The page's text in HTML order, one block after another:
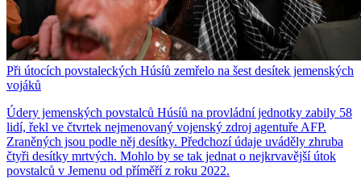
Při útocích povstaleckých Húsíů zemřelo na šest desítek jemenských
vojáků
Údery jemenských povstalců Húsíů na provládní jednotky zabily 58
lidí, řekl ve čtvrtek nejmenovaný vojenský zdroj agentuře AFP.
Zraněných jsou podle něj desítky. Předchozí údaje uváděly zhruba
čtyři desítky mrtvých. Mohlo by se tak jednat o nejkrvavější útok
povstalců v Jemenu od příměří z roku 2022.